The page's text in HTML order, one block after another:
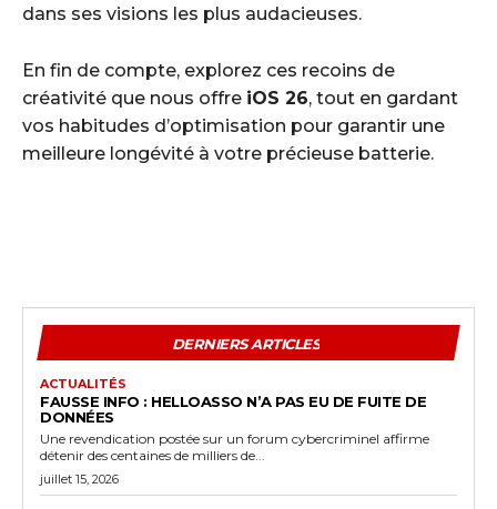
dans ses visions les plus audacieuses.
En fin de compte, explorez ces recoins de
créativité que nous offre iOS 26, tout en gardant
vos habitudes d’optimisation pour garantir une
meilleure longévité à votre précieuse batterie.
DERNIERS ARTICLES
ACTUALITÉS
FAUSSE INFO : HELLOASSO N’A PAS EU DE FUITE DE
DONNÉES
Une revendication postée sur un forum cybercriminel affirme
détenir des centaines de milliers de...
juillet 15, 2026